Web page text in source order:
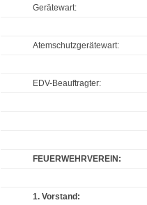
Gerätewart:
Atemschutzgerätewart:
EDV-Beauftragter:
FEUERWEHRVEREIN:
1. Vorstand: